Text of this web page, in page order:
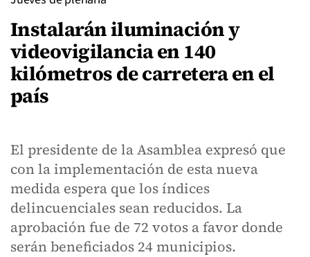
Instalarán iluminación y
videovigilancia en 140
kilómetros de carretera en el
país
El presidente de la Asamblea expresó que
con la implementación de esta nueva
medida espera que los índices
delincuenciales sean reducidos. La
aprobación fue de 72 votos a favor donde
serán beneficiados 24 municipios.